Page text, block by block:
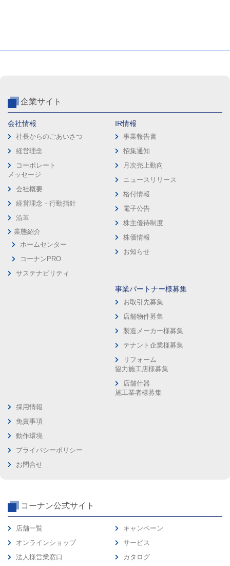
企業サイト
会社情報
社長からのごあいさつ
経営理念
コーポレート
メッセージ
会社概要
経営理念・行動指針
沿革
業態紹介
ホームセンター
コーナンPRO
サステナビリティ
IR情報
事業報告書
招集通知
月次売上動向
ニュースリリース
格付情報
電子公告
株主優待制度
株価情報
お知らせ
事業パートナー様募集
お取引先募集
店舗物件募集
製造メーカー様募集
テナント企業様募集
リフォーム
協力施工店様募集
店舗什器
施工業者様募集
採用情報
免責事項
動作環境
プライバシーポリシー
お問合せ
コーナン公式サイト
店舗一覧
オンラインショップ
法人様営業窓口
キャンペーン
サービス
カタログ